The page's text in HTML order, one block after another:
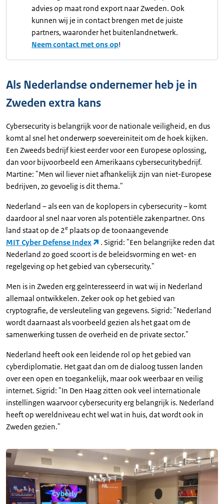
advies op maat rond export naar Zweden. Ook
kunnen wij je in contact brengen met de juiste
partners, waaronder het buitenlandnetwerk.
Neem contact met ons op!
Als Nederlandse ondernemer heb je in
Zweden extra kans
Cybersecurity is belangrijk voor de nationale veiligheid, en dus
komt al snel het onderwerp soevereiniteit om de hoek kijken.
Een Zweeds bedrijf kiest eerder voor een Europese oplossing,
dan voor bijvoorbeeld een Amerikaans cybersecuritybedrijf.
Martine: "Men wil liever niet afhankelijk zijn van niet-Europese
bedrijven, zo gevoelig is dit thema."
Nederland – als een van de koplopers in cybersecurity – komt
daardoor al snel naar voren als potentiële zakenpartner. Ons
land staat op de 2e plaats op de toonaangevende
MIT Cyber Defense Index
. Sigrid: "Een belangrijke reden dat
Nederland zo goed scoort is de beleidsvorming en wet- en
regelgeving op het gebied van cybersecurity."
Men is in Zweden erg geïnteresseerd in wat wij in Nederland
allemaal ontwikkelen. Zeker ook op het gebied van
cryptografie, de versleuteling van gegevens. Sigrid: "Nederland
wordt daarnaast als voorbeeld gezien als het gaat om de
samenwerking tussen de overheid en de private sector."
Nederland heeft ook een leidende rol op het gebied van
cyberdiplomatie. Het gaat dan om de dialoog tussen landen
over een open en toegankelijk, maar ook weerbaar en veilig
internet. Sigrid: "In Den Haag zitten ook veel internationale
instellingen waarvoor cybersecurity erg belangrijk is. Nederland
heeft op wereldniveau echt wel wat in huis, dat wordt ook in
Zweden gezien."